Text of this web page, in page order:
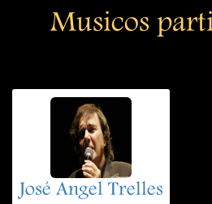
Musicos
José Angel Trelles